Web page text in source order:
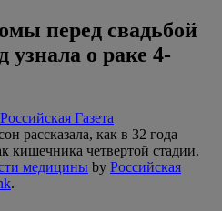
перед свадьбой
узнала о раке 4-
Российская Газета
рассказала, как в 32 года
кишечника четвертой стадии.
медицины by Российская
.